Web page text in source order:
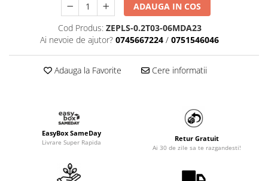
ADAUGA IN COS
Cod Produs: ZEPLS-0.2T03-06MDA23
Ai nevoie de ajutor? 0745667224 / 0751546046
Adauga la Favorite Cere informatii
EasyBox SameDay
Livrare Super Rapida Retur Gratuit
Ai 30 de zile sa te razgandesti!